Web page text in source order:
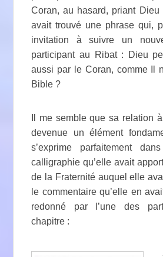
Coran, au hasard, priant Dieu
avait trouvé une phrase qui,
invitation à suivre un
participant au Ribat : Dieu
aussi par le Coran, comme Il
Bible ?
Il me semble que sa relation
devenue un élément
s’exprime parfaitement
calligraphie qu’elle avait
de la Fraternité auquel elle
le commentaire qu’elle en
redonné par l’une des
chapitre :